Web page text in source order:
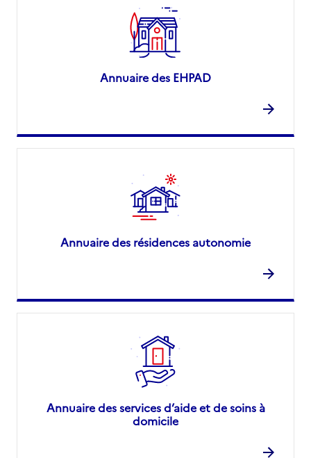
Annuaire des EHPAD
Annuaire des résidences autonomie
Annuaire des services d’aide et de soins à
domicile